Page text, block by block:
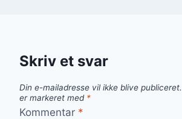
Skriv et svar
Din e-mailadresse vil ikke blive publiceret.
er markeret med *
Kommentar *